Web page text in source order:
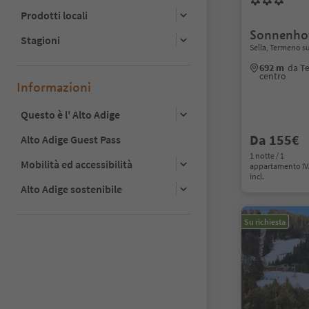
Prodotti locali
Stagioni
Informazioni
Questo è l' Alto Adige
Alto Adige Guest Pass
Mobilità ed accessibilità
Alto Adige sostenibile
Sella, Termeno
692 m da
centro
Da 155€
1 notte / 1
appartamento
incl.
Su richiesta